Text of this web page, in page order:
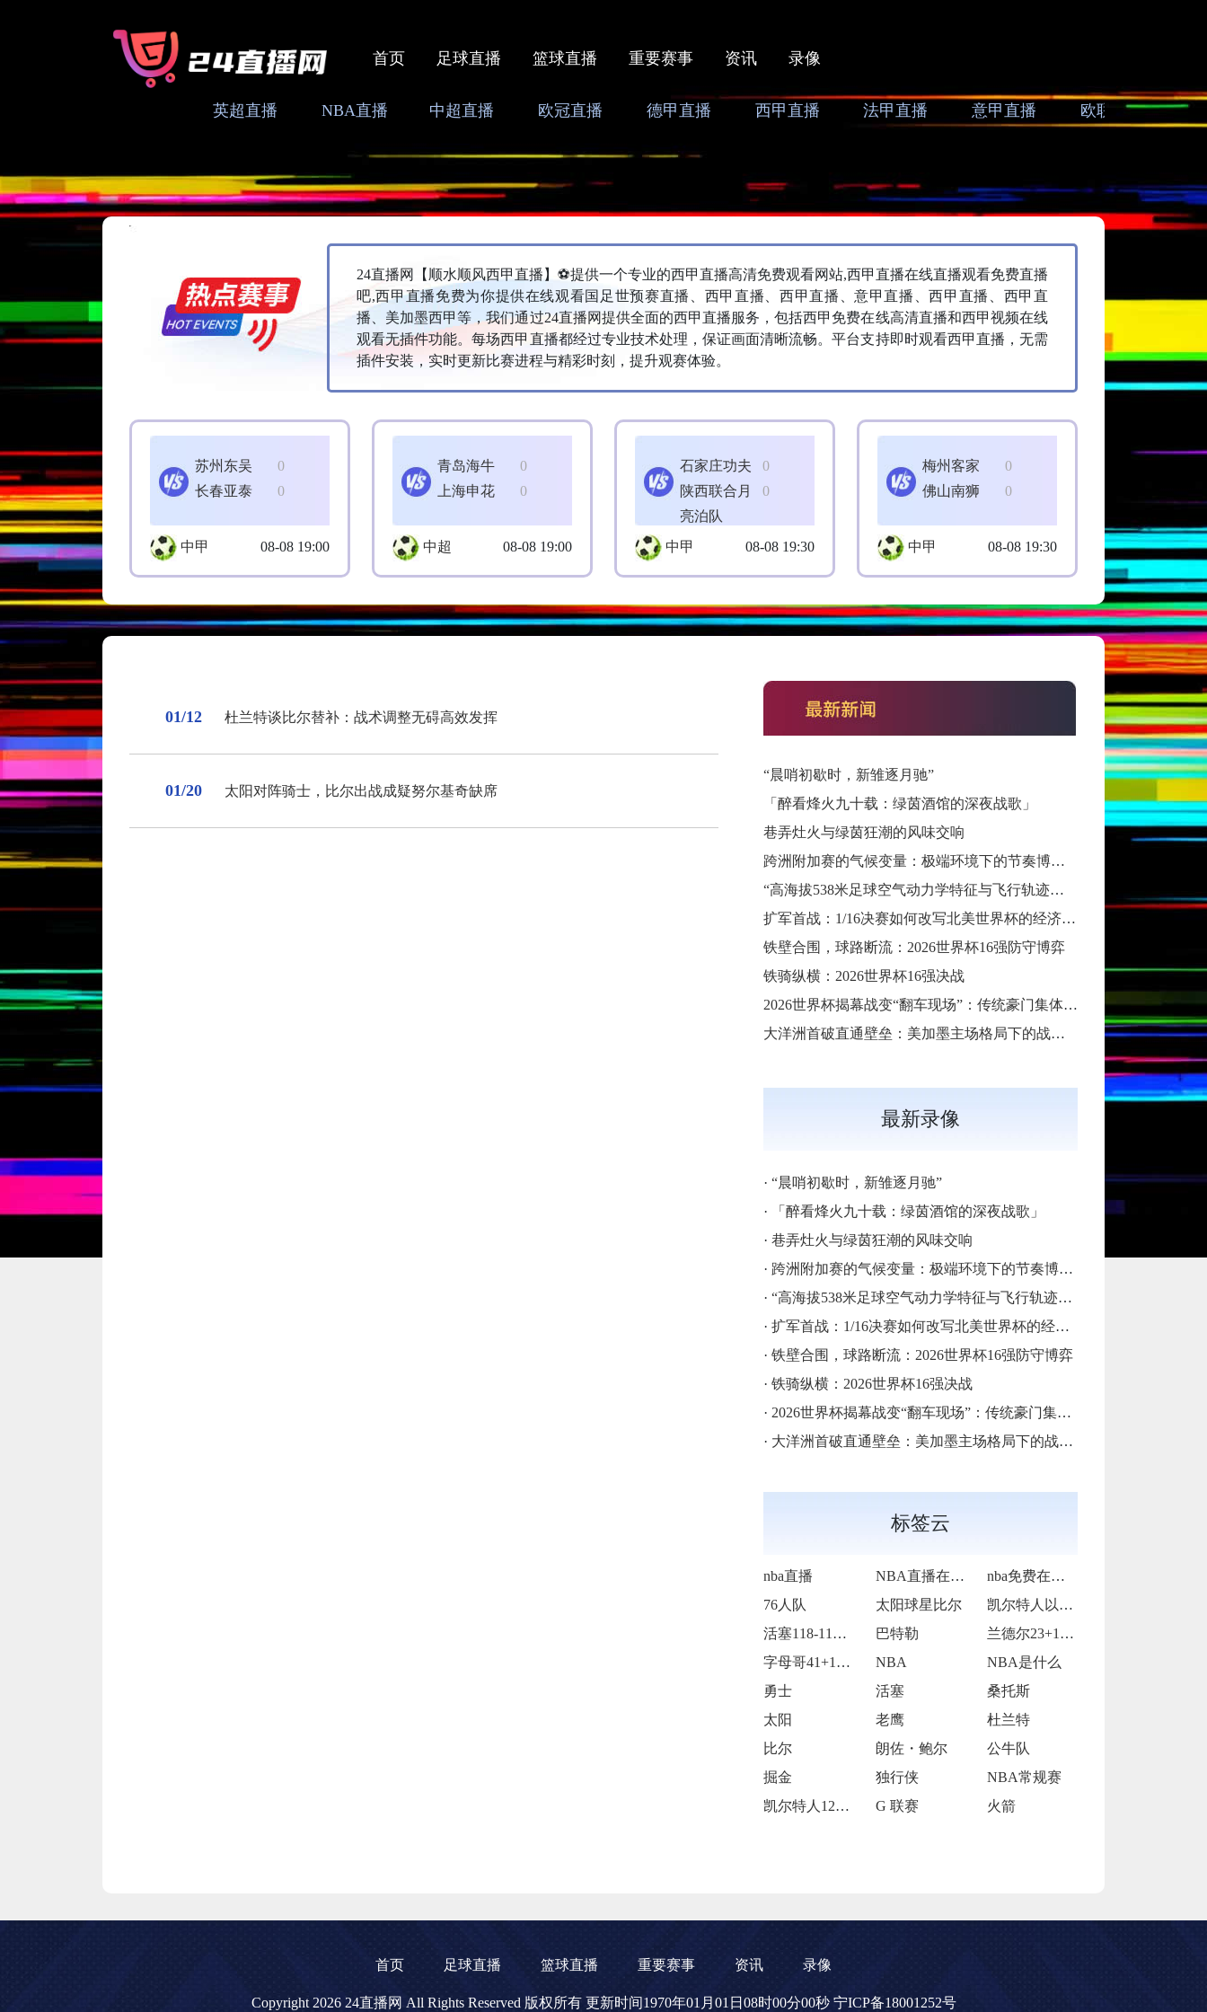
首页 足球直播 篮球直播 重要赛事 资讯 录像
英超直播 NBA直播 中超直播 欧冠直播 德甲直播 西甲直播 法甲直播 意甲直播 欧联直播
24直播网【‌顺水顺风西甲直播】⚽提供一个专业的西甲直播高清免费观看网站,西甲直播在线直播观看免费直播
吧,西甲直播免费为你提供在线观看国足世预赛直播、西甲直播、西甲直播、意甲直播、西甲直播、西甲直
播、美加墨西甲等，我们通过24直播网提供全面的西甲直播服务，包括西甲免费在线高清直播和西甲视频在线
观看无插件功能。每场西甲直播都经过专业技术处理，保证画面清晰流畅。平台支持即时观看西甲直播，无需
插件安装，实时更新比赛进程与精彩时刻，提升观赛体验。
0
苏州东吴
0
长春亚泰
中甲 08-08 19:00
0
青岛海牛
0
上海申花
中超 08-08 19:00
0
石家庄功夫
0
陕西联合月
亮泊队
中甲
08-08 19:30
0
梅州客家
0
佛山南狮
中甲 08-08 19:30
01/12 杜兰特谈比尔替补：战术调整无碍高效发挥
01/20 太阳对阵骑士，比尔出战成疑努尔基奇缺席
“晨哨初歇时，新雏逐月驰”
「醉看烽火九十载：绿茵酒馆的深夜战歌」
巷弄灶火与绿茵狂潮的风味交响
跨洲附加赛的气候变量：极端环境下的节奏博弈与战术自适应
“高海拔538米足球空气动力学特征与飞行轨迹调控机制——以2026世界杯BBVA球场为实证场景”
扩军首战：1/16决赛如何改写北美世界杯的经济版图
铁壁合围，球路断流：2026世界杯16强防守博弈
铁骑纵横：2026世界杯16强决战
2026世界杯揭幕战变“翻车现场”：传统豪门集体遇险
大洋洲首破直通壁垒：美加墨主场格局下的战术体系重构
最新录像
· “晨哨初歇时，新雏逐月驰”
·
「醉看烽火九十载：绿茵酒馆的深夜战歌」
· 巷弄灶火与绿茵狂潮的风味交响
· 跨洲附加赛的气候变量：极端环境下的节奏博弈与战术自适应
· “高海拔538米足球空气动力学特征与飞行轨迹调控机制——以2026世界杯BBVA球场为实证场景”
· 扩军首战：1/16决赛如何改写北美世界杯的经济版图
· 铁壁合围，球路断流：2026世界杯16强防守博弈
· 铁骑纵横：2026世界杯16强决战
· 2026世界杯揭幕战变“翻车现场”：传统豪门集体遇险
· 大洋洲首破直通壁垒：美加墨主场格局下的战术体系重构
标签云
nba直播 NBA直播在线观看
nba免费在线高清直播
76人队
太阳球星比尔
凯尔特人以92-105不敌雷霆
活塞118-115逆转险胜开拓者
巴特勒
兰德尔23+10爱德华兹19中5 森林狼
字母哥41+14班凯罗复出34+7 雄鹿
NBA
NBA是什么
勇士
活塞
桑托斯
太阳
老鹰
杜兰特
比尔
朗佐・鲍尔
公牛队
掘金
独行侠
NBA常规赛
凯尔特人120-119险胜鹈鹕
G 联赛 火箭
首页 足球直播 篮球直播 重要赛事 资讯 录像
Copyright 2026 24直播网 All Rights Reserved 版权所有 更新时间1970年01月01日08时00分00秒 宁ICP备18001252号